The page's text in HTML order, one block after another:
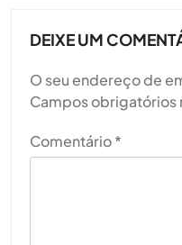
DEIXE UM
O seu endereço de
Campos obrigatórios
Comentário*